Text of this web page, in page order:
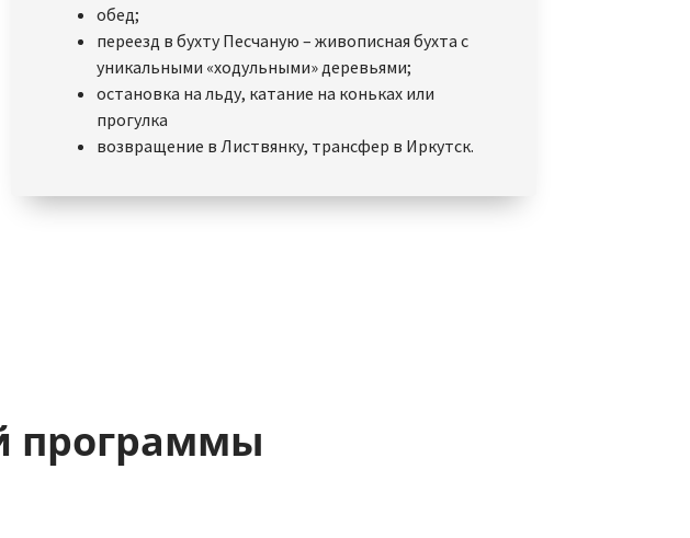
обед;
переезд в бухту Песчаную – живописная бухта с
уникальными «ходульными» деревьями;
остановка на льду, катание на коньках или
прогулка
возвращение в Листвянку, трансфер в Иркутск.
программы